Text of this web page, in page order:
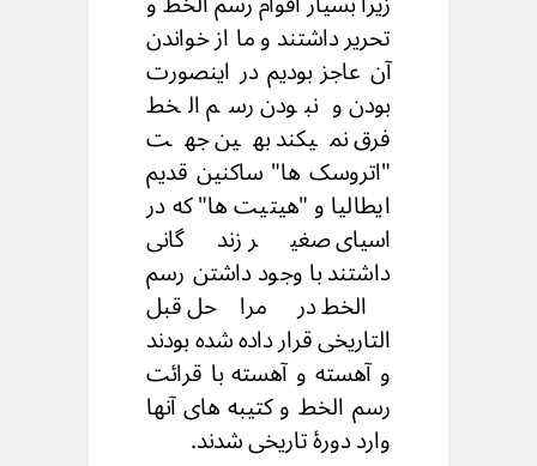
تحریر داشتند و ما از خواندن
آن عاجز بودیم در اینصورت
بودن و نبودن رسم الخط
فرق نمیکند بهین جهت
"اتروسک ها" ساکنین قدیم
ایطالیا و "هیتیت ها" که در
اسیای صغیر زندگانی
داشتند با وجود داشتن رسم
الخط در مراحل قبل
التاریخی قرار داده شده بودند
و آهسته و آهسته با قرائت
رسم الخط و کتیبه های آنها
وارد دورۀ تاریخی شدند.